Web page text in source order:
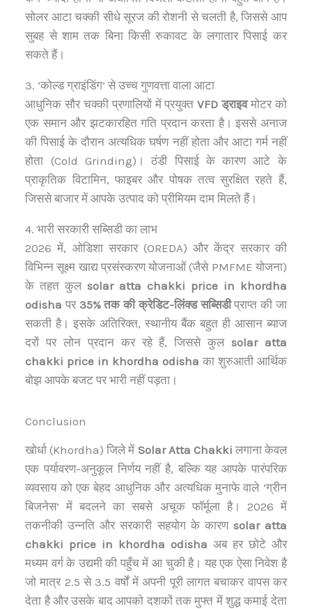
सोलर आटा चक्की सीधे सूरज की रोशनी से चलती है, जिससे आप
सुबह से शाम तक बिना किसी रुकावट के लगातार पिसाई कर
सकते हैं।
3. ‘कोल्ड ग्राइंडिंग’ से उच्च गुणवत्ता वाला आटा
आधुनिक सौर चक्की प्रणालियों में प्रयुक्तVFD ड्राइवमोटर को
एक समान और झटकारहित गति प्रदान करता है। इससे अनाज
की पिसाई के दौरान अत्यधिक घर्षण नहीं होता और आटा गर्म नहीं
होता (Cold Grinding)। ठंडी पिसाई के कारण आटे के
प्राकृतिक विटामिन, फाइबर और पोषक तत्व सुरक्षित रहते हैं,
जिससे बाजार में आपके उत्पाद को प्रीमियम दाम मिलते हैं।
4. भारी सरकारी सब्सिडी का लाभ
2026 में, ओडिशा सरकार (OREDA) और केंद्र सरकार की
विभिन्न सूक्ष्म खाद्य प्रसंस्करण योजनाओं (जैसे PMFME योजना)
के तहत कुलsolar atta chakki price in khordha
odisha पर 35% तक की क्रेडिट-लिंक्ड सब्सिडीप्राप्त की जा
सकती है। इसके अतिरिक्त, स्थानीय बैंक बहुत ही आसान ब्याज
दरों पर लोन प्रदान कर रहे हैं, जिससे कुल solar atta
chakki price in khordha odisha का शुरुआती आर्थिक
बोझ आपके बजट पर भारी नहीं पड़ता।
Conclusion
खोर्धा (Khordha) जिले में Solar Atta Chakki लगाना केवल
एक पर्यावरण-अनुकूल निर्णय नहीं है, बल्कि यह आपके पारंपरिक
व्यवसाय को एक बेहद आधुनिक और अत्यधिक मुनाफे वाले ‘ग्रीन
बिजनेस’ में बदलने का सबसे अचूक फॉर्मूला है। 2026 में
तकनीकी उन्नति और सरकारी सहयोग के कारण solar atta
chakki price in khordha odisha अब हर छोटे और
मध्यम वर्ग के उद्यमी की पहुँच में आ चुकी है। यह एक ऐसा निवेश है
जो मात्र 2.5 से 3.5 वर्षों में अपनी पूरी लागत बचाकर वापस कर
देता है और उसके बाद आपको दशकों तक मुफ्त में शुद्ध कमाई देता